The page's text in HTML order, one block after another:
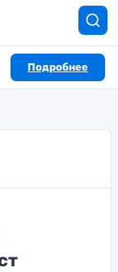
Подробнее